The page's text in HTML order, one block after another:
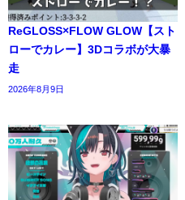
ReGLOSS×FLOW GLOW【スト
ローでカレー】3Dコラボが大暴
走
2026年8月9日